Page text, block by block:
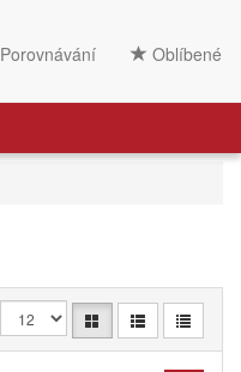
Porovnávání Oblíbené